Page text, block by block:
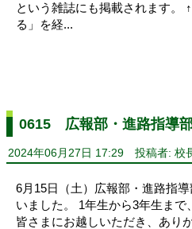
という雑誌にも掲載されます。
る」を経...
0615 広報部・進路指導
2024年06月27日 17:29 投稿者: 校
6月15日（土）広報部・進路指
いました。 1年生から3年生ま
皆さまにお越しいただき、あり